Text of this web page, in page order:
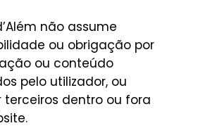
não assume
ou obrigação por
ou conteúdo
pelo utilizador, ou
terceiros dentro ou fora